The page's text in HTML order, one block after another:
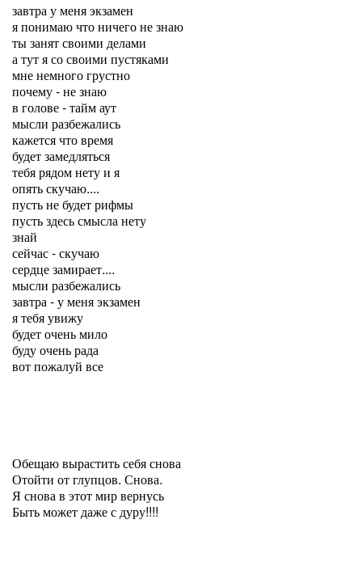
завтра у меня экзамен
я понимаю что ничего не знаю
ты занят своими делами
а тут я со своими пустяками
мне немного грустно
почему - не знаю
в голове - тайм аут
мысли разбежались
кажется что время
будет замедляться
тебя рядом нету и я
опять скучаю....
пусть не будет рифмы
пусть здесь смысла нету
знай
сейчас - скучаю
сердце замирает....
мысли разбежались
завтра - у меня экзамен
я тебя увижу
будет очень мило
буду очень рада
вот пожалуй все
Обещаю вырастить себя снова
Отойти от глупцов. Снова.
Я снова в этот мир вернусь
Быть может даже с дуру!!!!